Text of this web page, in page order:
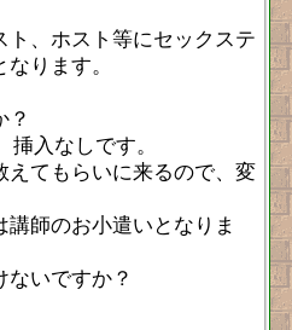
、ホスト等にセックステ
ります。
？
挿入なしです。
えてもらいに来るので、変
師のお小遣いとなりま
ないですか？